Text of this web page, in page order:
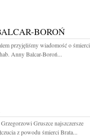
BOROŃ
przyjęliśmy wiadomość o śmierci
Anny Balcar-Boroń...
Gruszce najszczersze
z powodu śmierci Brata...